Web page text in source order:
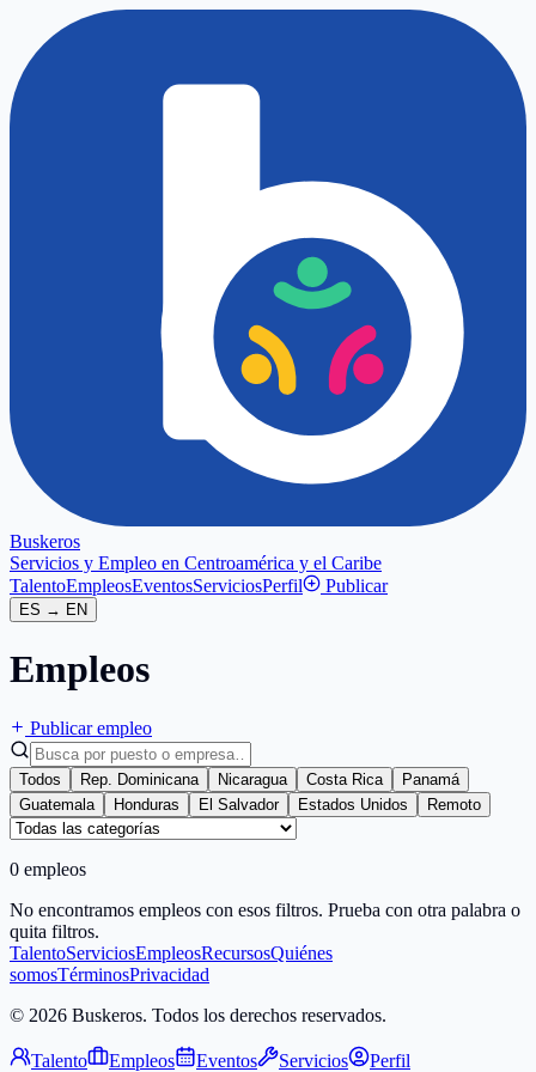
Buskeros
Servicios y Empleo en Centroamérica y el Caribe
TalentoEmpleosEventosServiciosPerfil Publicar
ES → EN
Empleos
Publicar empleo
Todos Rep. Dominicana Nicaragua Costa Rica
Panamá
Guatemala
Honduras El Salvador Estados Unidos Remoto
0 empleos
No encontramos empleos con esos filtros. Prueba con otra palabra o
quita filtros.
TalentoServiciosEmpleosRecursosQuiénes
somosTérminosPrivacidad
© 2026 Buskeros. Todos los derechos reservados.
Talento Empleos Eventos Servicios Perfil